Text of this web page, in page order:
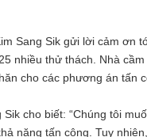
Sang Sik gửi lời cảm ơn
nhiều thử thách. Nhà
cho các phương án tấn
cho biết: “Chúng tôi
năng tấn công. Tuy